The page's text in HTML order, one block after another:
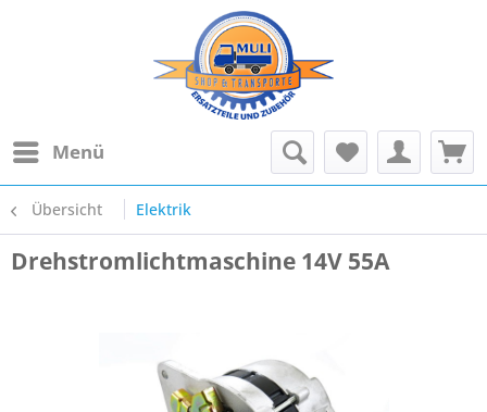
Menü
Übersicht Elektrik
Drehstromlichtmaschine 14V 55A